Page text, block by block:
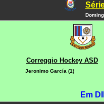
Correggio Hockey ASD
Jeronimo García (1)
Em